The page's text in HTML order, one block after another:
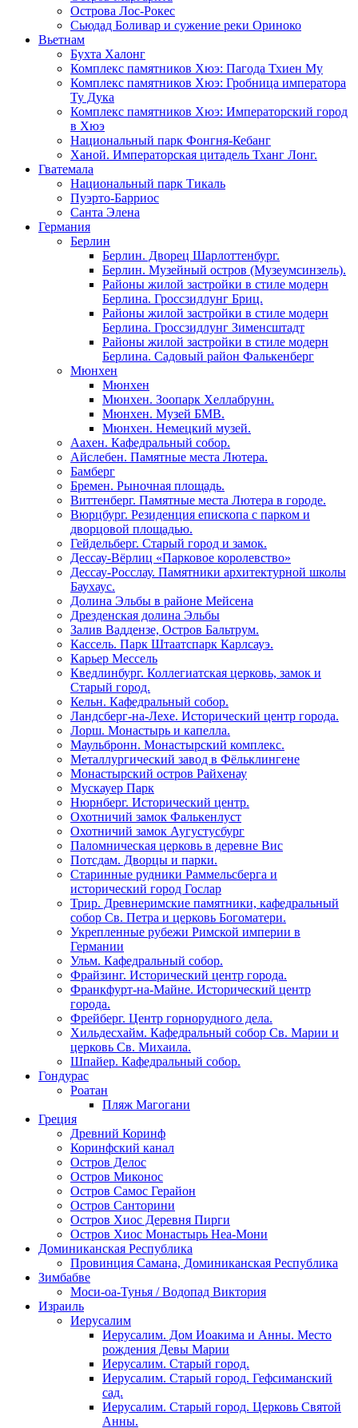
Острова Лос-Рокес
Сьюдад Боливар и сужение реки Ориноко
Вьетнам
Бухта Халонг
Комплекс памятников Хюэ: Пагода Тхиен Му
Комплекс памятников Хюэ: Гробница императора
Ту Дука
Комплекс памятников Хюэ: Императорский город
в Хюэ
Национальный парк Фонгня-Кебанг
Ханой. Императорская цитадель Тханг Лонг.
Гватемала
Национальный парк Тикаль
Пуэрто-Барриос
Санта Элена
Германия
Берлин
Берлин. Дворец Шарлоттенбург.
Берлин. Музейный остров (Музеумсинзель).
Районы жилой застройки в стиле модерн
Берлина. Гроссзидлунг Бриц.
Районы жилой застройки в стиле модерн
Берлина. Гроссзидлунг Зименсштадт
Районы жилой застройки в стиле модерн
Берлина. Садовый район Фалькенберг
Мюнхен
Мюнхен
Мюнхен. Зоопарк Хеллабрунн.
Мюнхен. Музей БМВ.
Мюнхен. Немецкий музей.
Аахен. Кафедральный собор.
Айслебен. Памятные места Лютера.
Бамберг
Бремен. Рыночная площадь.
Виттенберг. Памятные места Лютера в городе.
Вюрцбург. Резиденция епископа с парком и
дворцовой площадью.
Гейдельберг. Старый город и замок.
Дессау-Вёрлиц «Парковое королевство»
Дессау-Росслау. Памятники архитектурной школы
Баухаус.
Долина Эльбы в районе Мейсена
Дрезденская долина Эльбы
Залив Ваддензе, Остров Бальтрум.
Кассель. Парк Штаатспарк Карлсауэ.
Карьер Мессель
Кведлинбург. Коллегиатская церковь, замок и
Старый город.
Кельн. Кафедральный собор.
Ландсберг-на-Лехе. Исторический центр города.
Лорш. Монастырь и капелла.
Маульбронн. Монастырский комплекс.
Металлургический завод в Фёльклингене
Монастырский остров Райхенау
Мускауер Парк
Нюрнберг. Исторический центр.
Охотничий замок Фалькенлуст
Охотничий замок Аугустусбург
Паломническая церковь в деревне Вис
Потсдам. Дворцы и парки.
Старинные рудники Раммельсберга и
исторический город Гослар
Трир. Древнеримские памятники, кафедральный
собор Св. Петра и церковь Богоматери.
Укрепленные рубежи Римской империи в
Германии
Ульм. Кафедральный собор.
Фрайзинг. Исторический центр города.
Франкфурт-на-Майне. Исторический центр
города.
Фрейберг. Центр горнорудного дела.
Хильдесхайм. Кафедральный собор Cв. Марии и
церковь Св. Михаила.
Шпайер. Кафедральный собор.
Гондурас
Роатан
Пляж Магогани
Греция
Древний Коринф
Коринфский канал
Остров Делос
Остров Миконос
Остров Самос Герайон
Остров Санторини
Остров Хиос Деревня Пирги
Остров Хиос Монастырь Неа-Мони
Доминиканская Республика
Провинция Самана, Доминиканская Республика
Зимбабве
Моси-оа-Тунья / Водопад Виктория
Израиль
Иерусалим
Иерусалим. Дом Иоакима и Анны. Место
рождения Девы Марии
Иерусалим. Старый город.
Иерусалим. Старый город. Гефсиманский
сад.
Иерусалим. Старый город. Церковь Святой
Анны.